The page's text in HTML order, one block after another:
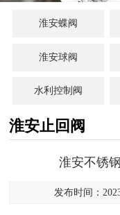
淮安蝶阀
淮安球阀
水利控制阀
淮安止回阀
淮安不锈
发布时间：